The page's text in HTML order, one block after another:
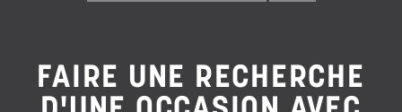
FAIRE UNE RECHERCHE